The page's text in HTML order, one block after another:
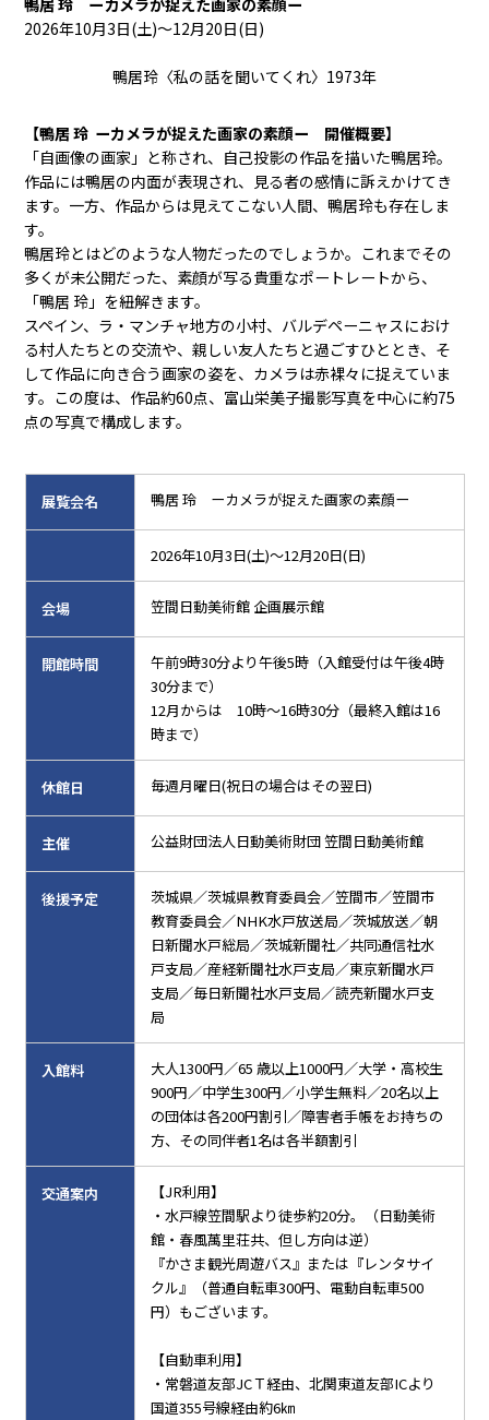
2026年10月3日(土)～12月20日(日)
鴨居玲〈私の話を聞いてくれ〉1973年
【鴨居 玲 ーカメラが捉えた画家の素顔ー 開催概要】
「自画像の画家」と称され、自己投影の作品を描いた鴨居玲。
作品には鴨居の内面が表現され、見る者の感情に訴えかけてき
ます。一方、作品からは見えてこない人間、鴨居玲も存在しま
す。
鴨居玲とはどのような人物だったのでしょうか。これまでその
多くが未公開だった、素顔が写る貴重なポートレートから、
「鴨居 玲」を紐解きます。
スペイン、ラ・マンチャ地方の小村、バルデペーニャスにおけ
る村人たちとの交流や、親しい友人たちと過ごすひととき、そ
して作品に向き合う画家の姿を、カメラは赤裸々に捉えていま
す。この度は、作品約60点、富山栄美子撮影写真を中心に約75
点の写真で構成します。
展覧会名 鴨居 玲 ーカメラが捉えた画家の素顔ー
2026年10月3日(土)～12月20日(日)
会場 笠間日動美術館 企画展示館
開館時間
午前9時30分より午後5時（入館受付は午後4時
30分まで）
12月からは 10時～16時30分（最終入館は16
時まで）
休館日 毎週月曜日(祝日の場合はその翌日)
主催 公益財団法人日動美術財団 笠間日動美術館
後援予定
茨城県／茨城県教育委員会／笠間市／笠間市
教育委員会／NHK水戸放送局／茨城放送／朝
日新聞水戸総局／茨城新聞社／共同通信社水
戸支局／産経新聞社水戸支局／東京新聞水戸
支局／毎日新聞社水戸支局／読売新聞水戸支
局
入館料
大人1300円／65 歳以上1000円／大学・高校生
900円／中学生300円／小学生無料／20名以上
の団体は各200円割引／障害者手帳をお持ちの
方、その同伴者1名は各半額割引
交通案内
【JR利用】
・水戸線笠間駅より徒歩約20分。（日動美術
館・春風萬里荘共、但し方向は逆）
『かさま観光周遊バス』または『レンタサイ
クル』（普通自転車300円、電動自転車500
円）もございます。
【自動車利用】
・常磐道友部JCＴ経由、北関東道友部ICより
国道355号線経由約6㎞